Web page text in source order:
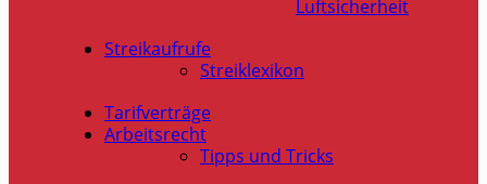
Luftsicherheit
Streikaufrufe
Streiklexikon
Tarifverträge
Arbeitsrecht
Tipps und Tricks